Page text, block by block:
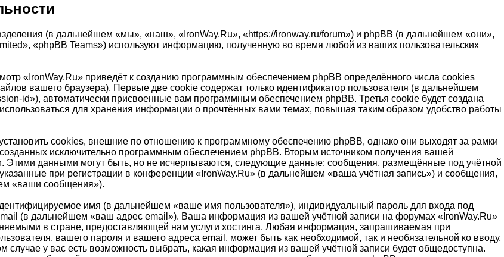
(в дальнейшем «мы», «наш», «IronWay.Ru», «https://ironway.ru/forum») и phpBB (в дальнейшем «они»,
«phpBB Teams») используют информацию, полученную во время любой из ваших пользовательских
«IronWay.Ru» приведёт к созданию программным обеспечением phpBB определённого числа cookies
вашего браузера). Первые две cookie содержат только идентификатор пользователя (в дальнейшем
id»), автоматически присвоенные вам программным обеспечением phpBB. Третья cookie будет создана
для хранения информации о прочтённых вами темах, повышая таким образом удобство работы
cookies, внешние по отношению к программному обеспечению phpBB, однако они выходят за рамки
исключительно программным обеспечением phpBB. Вторым источником получения вашей
данными могут быть, но не исчерпываются, следующие данные: сообщения, размещённые под учётной
при регистрации в конференции «IronWay.Ru» (в дальнейшем «ваша учётная запись») и сообщения,
«ваши сообщения»).
имя (в дальнейшем «ваше имя пользователя»), индивидуальный пароль для входа под
(в дальнейшем «ваш адрес email»). Ваша информация из вашей учётной записи на форумах «IronWay.Ru»
в стране, предоставляющей нам услуги хостинга. Любая информация, запрашиваемая при
вашего пароля и вашего адреса email, может быть как необходимой, так и необязательной ко вводу,
у вас есть возможность выбрать, какая информация из вашей учётной записи будет общедоступна.